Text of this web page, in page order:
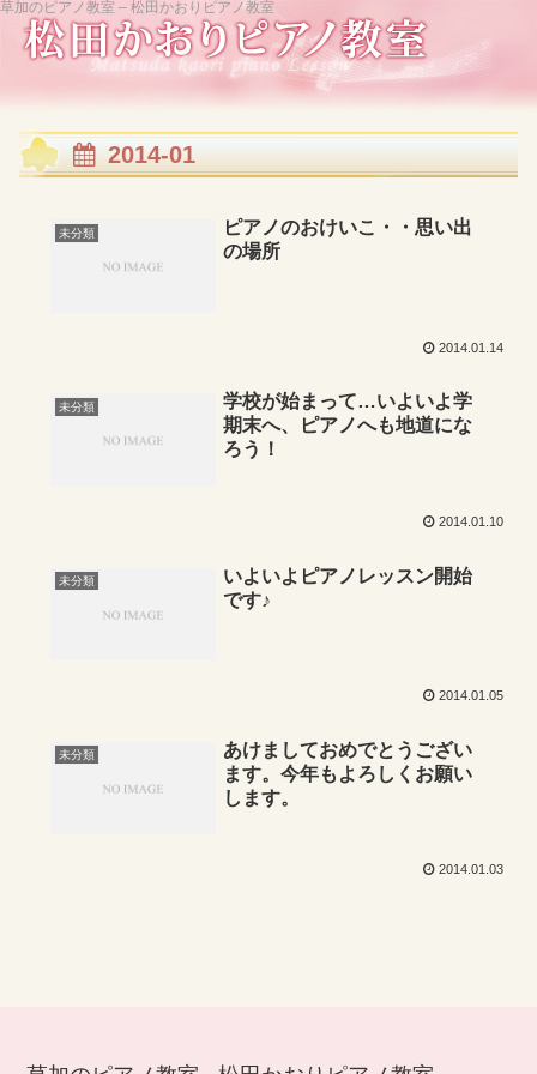
草加のピアノ教室 – 松田かおりピアノ教室
2014-01
未分類
ピアノのおけいこ・・思い出
の場所
2014.01.14
未分類
学校が始まって…いよいよ学
期末へ、ピアノへも地道にな
ろう！
2014.01.10
未分類
いよいよピアノレッスン開始
です♪
2014.01.05
未分類
あけましておめでとうござい
ます。今年もよろしくお願い
します。
2014.01.03